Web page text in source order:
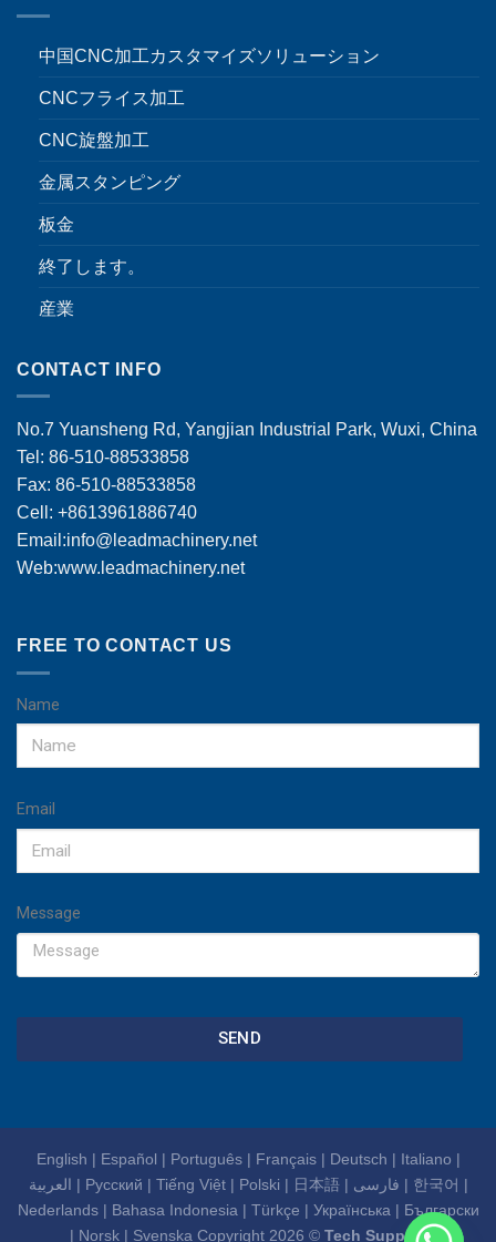
中国CNC加工カスタマイズソリューション
CNCフライス加工
CNC旋盤加工
金属スタンピング
板金
終了します。
産業
CONTACT INFO
No.7 Yuansheng Rd, Yangjian Industrial Park, Wuxi, China
Tel: 86-510-88533858
Fax: 86-510-88533858
Cell: +8613961886740
Email:info@leadmachinery.net
Web:www.leadmachinery.net
FREE TO CONTACT US
Name
Email
Message
SEND
English | Español | Português| Français| Deutsch | Italiano |
العربية | Русский | Tiếng Việt| Polski | 日本語| فارسی | 한국어 |
Nederlands| Bahasa Indonesia | Türkçe | Українська | Български
| Norsk | Svenska Copyright 2026 © Tech Support